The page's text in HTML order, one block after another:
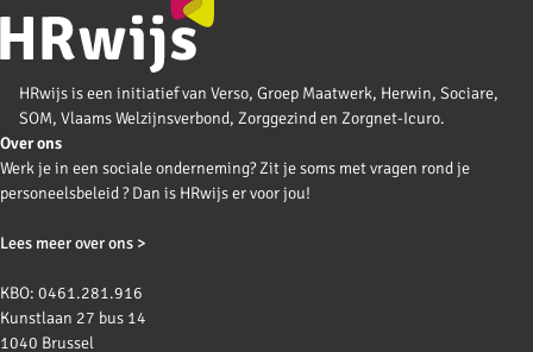
HRwijs is een initiatief van Verso, Groep Maatwerk, Herwin, Sociare,
SOM, Vlaams Welzijnsverbond, Zorggezind en Zorgnet-Icuro.
Over ons
Werk je in een sociale onderneming? Zit je soms met vragen rond je
personeelsbeleid ? Dan is HRwijs er voor jou!
Lees meer over ons >
KBO: 0461.281.916
Kunstlaan 27 bus 14
1040 Brussel